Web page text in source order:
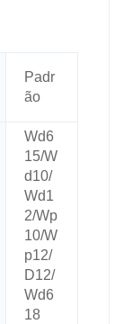
Padr
ão
Wd6
15/W
d10/
Wd1
2/Wp
10/W
p12/
D12/
Wd6
18